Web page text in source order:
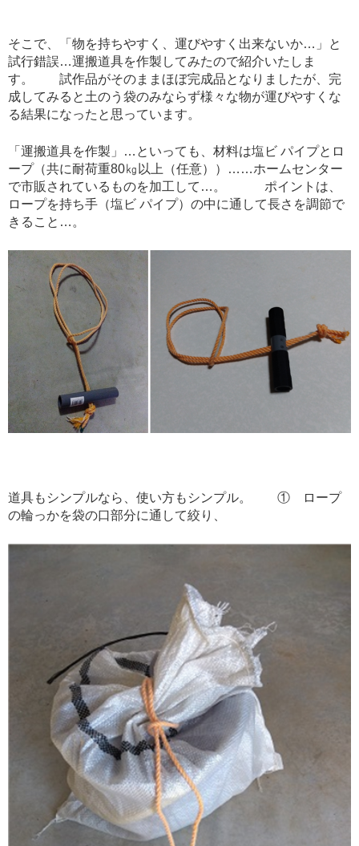
そこで、「物を持ちやすく、運びやすく出来ないか…」と
試行錯誤…運搬道具を作製してみたので紹介いたしま
す。 試作品がそのままほぼ完成品となりましたが、完
成してみると土のう袋のみならず様々な物が運びやすくな
る結果になったと思っています。
「運搬道具を作製」…といっても、材料は塩ビ パイプとロ
ープ（共に耐荷重80㎏以上（任意））……ホームセンター
で市販されているものを加工して…。 ポイントは、
ロープを持ち手（塩ビ パイプ）の中に通して長さを調節で
きること…。
道具もシンプルなら、使い方もシンプル。 ① ロープ
の輪っかを袋の口部分に通して絞り、